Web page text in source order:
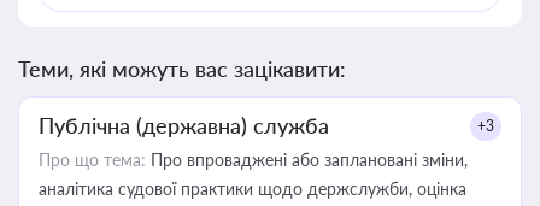
Теми, які можуть вас зацікавити:
Публічна (державна) служба +3
Про що тема: Про впроваджені або заплановані зміни,
аналітика судової практики щодо держслужби, оцінка